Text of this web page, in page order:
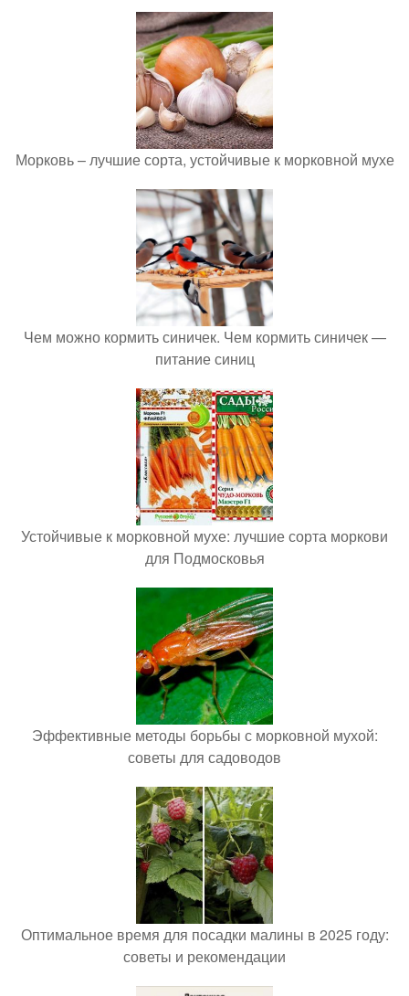
Морковь – лучшие сорта, устойчивые к морковной мухе
Чем можно кормить синичек. Чем кормить синичек —
питание синиц
Устойчивые к морковной мухе: лучшие сорта моркови
для Подмосковья
Эффективные методы борьбы с морковной мухой:
советы для садоводов
Оптимальное время для посадки малины в 2025 году:
советы и рекомендации